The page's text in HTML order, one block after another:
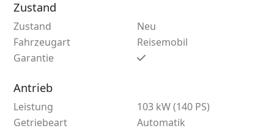
Zustand
Zustand
Neu
Fahrzeugart
Reisemobil
Garantie
Antrieb
Leistung
103 kW (140 PS)
Getriebeart
Automatik